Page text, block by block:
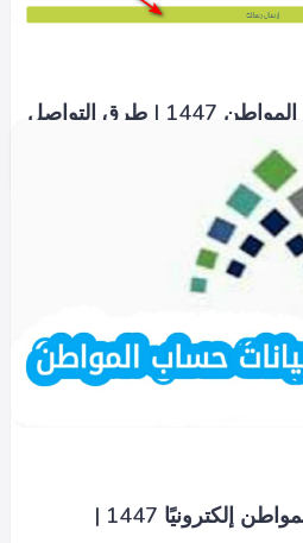
رقم خدمة عملاء حساب المواطن 1447 | طرق التواصل
تحديث البيانات حساب المواطن إلكترونيًا 1447 |